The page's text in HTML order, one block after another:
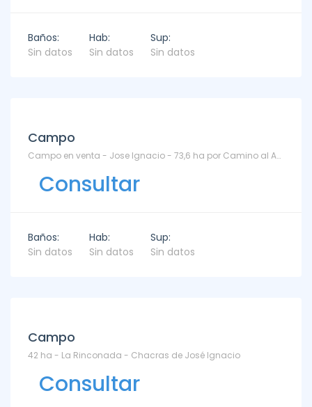
Baños:
Sin datos
Hab:
Sin datos
Sup:
Sin datos
Campo
Campo en venta - Jose Ignacio - 73,6 ha por Camino al Anastasio. - José Ignacio
Consultar
Baños:
Sin datos
Hab:
Sin datos
Sup:
Sin datos
Campo
42 ha - La Rinconada - Chacras de José Ignacio
Consultar